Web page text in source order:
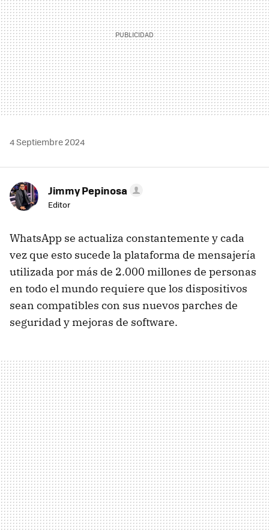
4 Septiembre 2024
Jimmy Pepinosa
Editor
WhatsApp se actualiza constantemente y cada
vez que esto sucede la plataforma de mensajería
utilizada por más de 2.000 millones de personas
en todo el mundo requiere que los dispositivos
sean compatibles con sus nuevos parches de
seguridad y mejoras de software.